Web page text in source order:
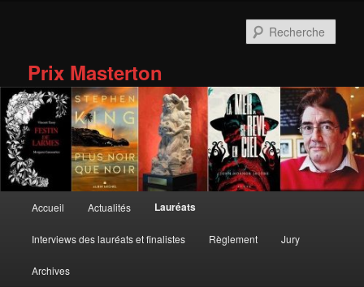
Prix Masterton
principal
Accueil Actualités Lauréats
Interviews des lauréats et finalistes Règlement Jury
Archives